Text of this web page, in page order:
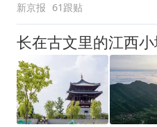
新京报 61跟贴